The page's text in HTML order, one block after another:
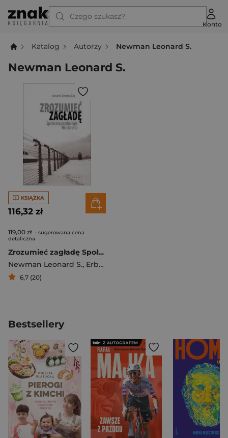
Czego szukasz?
Konto
Katalog Autorzy Newman Leonard S.
Newman Leonard S.
KSIĄŻKA
116,32 zł
119,00 zł - sugerowana cena
detaliczna
Zrozumieć zagładę Społeczna psychologia Holokaustu
Newman Leonard S., Erber Ralph
6,7 (20)
Bestsellery